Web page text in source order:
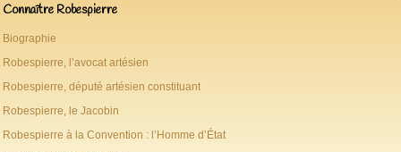
Connaître Robespierre
Biographie
Robespierre, l’avocat artésien
Robespierre, député artésien constituant
Robespierre, le Jacobin
Robespierre à la Convention : l’Homme d’État